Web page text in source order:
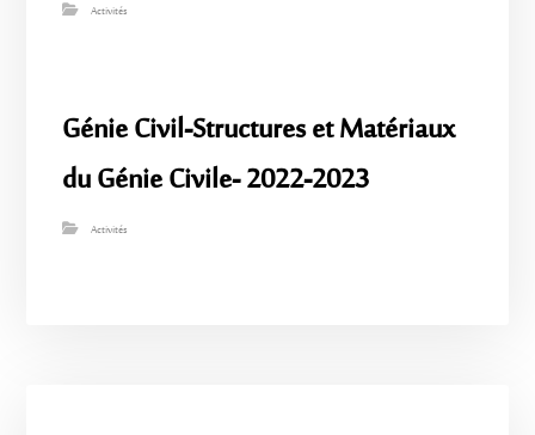
Activités
Génie Civil-Structures et Matériaux
du Génie Civile- 2022-2023
Activités